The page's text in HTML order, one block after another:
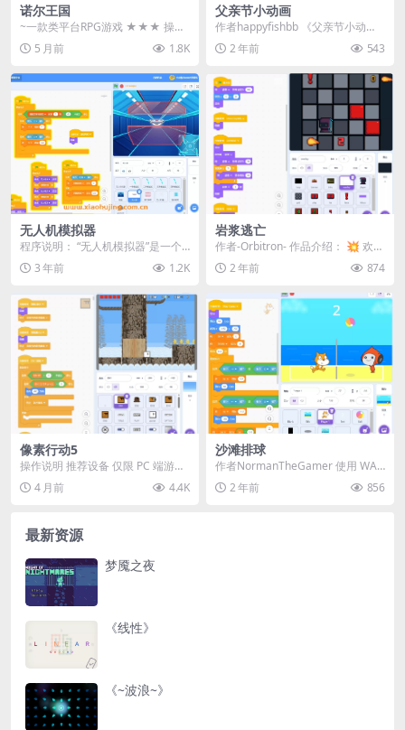
诺尔王国
~一款类平台RPG游戏 ★★★ 操作
说明 ★★★ ===============...
5 月前 1.8K
父亲节小动画
作者happyfishbb 《父亲节小动
画》是一款温馨感人的Scratch动画
制...2 年前 543
无人机模拟器
程序说明： “无人机模拟器”是一个
基于Scratch平台开发的3D飞行游
戏。在这...
3 年前 1.2K
岩浆逃亡
作者-Orbitron- 作品介绍： 💥 欢迎
来到《岩浆逃亡》，一场炽热的生
存挑...2 年前 874
像素行动5
操作说明 推荐设备 仅限 PC 端游玩
键盘操作（通用） 移动： WASD 键
... 4 月前 4.4K
沙滩排球
作者NormanTheGamer 使用 WAS
D、箭头键，或在移动设备上点击
侧面...2 年前 856
最新资源
梦魇之夜
《线性》
《~波浪~》